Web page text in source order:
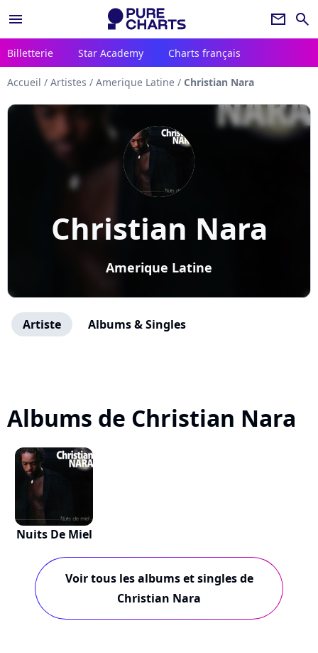
menu newsletter search
Billetterie Star Academy Charts français
Accueil / Artistes / Amerique Latine / Christian Nara
Christian Nara
Amerique Latine
Artiste Albums & Singles
Albums de Christian Nara
Nuits De Miel
Voir tous les albums et singles de
Christian Nara